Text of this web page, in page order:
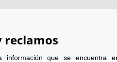
reclamos
información que se encuentra